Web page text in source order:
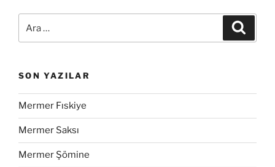
SON YAZILAR
Mermer Fıskiye
Mermer Saksı
Mermer Şömine